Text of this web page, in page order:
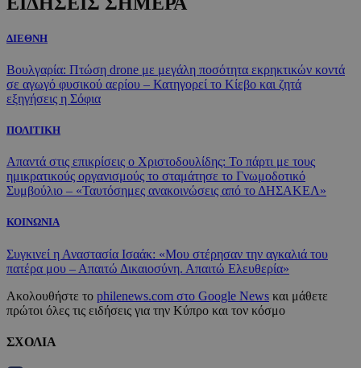
ΔΙΕΘΝΗ
Βουλγαρία: Πτώση drone με μεγάλη ποσότητα εκρηκτικών κοντά
σε αγωγό φυσικού αερίου – Κατηγορεί το Κίεβο και ζητά
εξηγήσεις η Σόφια
ΠΟΛΙΤΙΚΗ
Απαντά στις επικρίσεις ο Χριστοδουλίδης: Το πάρτι με τους
ημικρατικούς οργανισμούς το σταμάτησε το Γνωμοδοτικό
Συμβούλιο – «Ταυτόσημες ανακοινώσεις από το ΔΗΣΑΚΕΛ»
ΚΟΙΝΩΝΙΑ
Συγκινεί η Αναστασία Ισαάκ: «Μου στέρησαν την αγκαλιά του
πατέρα μου – Απαιτώ Δικαιοσύνη. Απαιτώ Ελευθερία»
Ακολουθήστε το philenews.com στο Google News και μάθετε
πρώτοι όλες τις ειδήσεις για την Κύπρο και τον κόσμο
ΣΧΟΛΙΑ